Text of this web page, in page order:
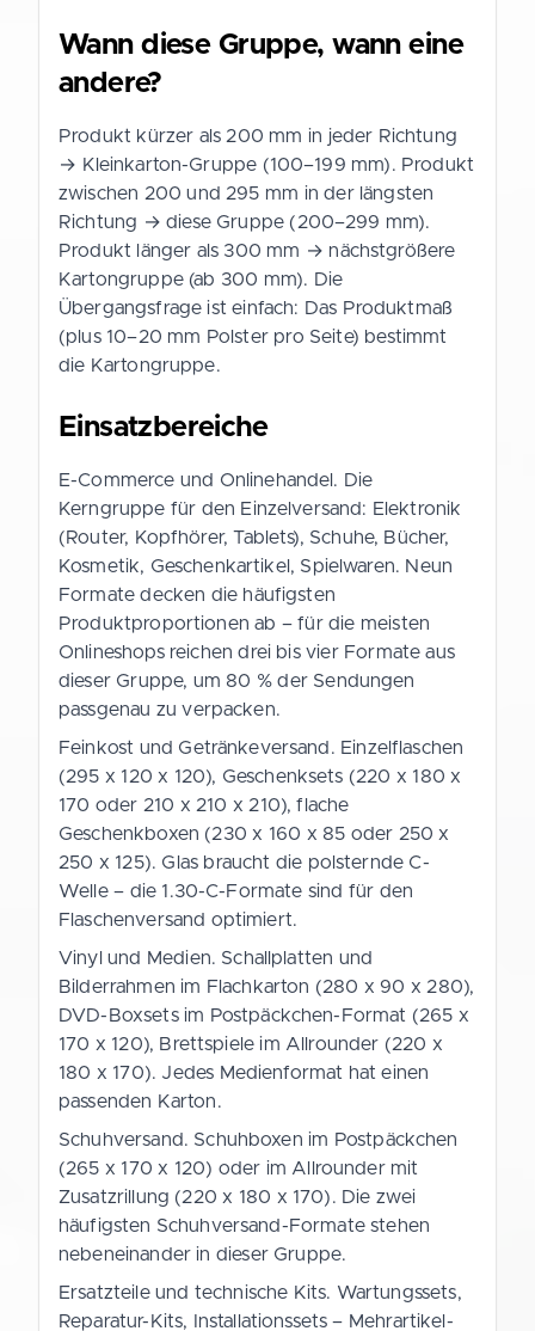
Wann diese Gruppe, wann eine
andere?
Produkt kürzer als 200 mm in jeder Richtung
→ Kleinkarton-Gruppe (100–199 mm). Produkt
zwischen 200 und 295 mm in der längsten
Richtung → diese Gruppe (200–299 mm).
Produkt länger als 300 mm → nächstgrößere
Kartongruppe (ab 300 mm). Die
Übergangsfrage ist einfach: Das Produktmaß
(plus 10–20 mm Polster pro Seite) bestimmt
die Kartongruppe.
Einsatzbereiche
E-Commerce und Onlinehandel. Die
Kerngruppe für den Einzelversand: Elektronik
(Router, Kopfhörer, Tablets), Schuhe, Bücher,
Kosmetik, Geschenkartikel, Spielwaren. Neun
Formate decken die häufigsten
Produktproportionen ab – für die meisten
Onlineshops reichen drei bis vier Formate aus
dieser Gruppe, um 80 % der Sendungen
passgenau zu verpacken.
Feinkost und Getränkeversand. Einzelflaschen
(295 x 120 x 120), Geschenksets (220 x 180 x
170 oder 210 x 210 x 210), flache
Geschenkboxen (230 x 160 x 85 oder 250 x
250 x 125). Glas braucht die polsternde C-
Welle – die 1.30-C-Formate sind für den
Flaschenversand optimiert.
Vinyl und Medien. Schallplatten und
Bilderrahmen im Flachkarton (280 x 90 x 280),
DVD-Boxsets im Postpäckchen-Format (265 x
170 x 120), Brettspiele im Allrounder (220 x
180 x 170). Jedes Medienformat hat einen
passenden Karton.
Schuhversand. Schuhboxen im Postpäckchen
(265 x 170 x 120) oder im Allrounder mit
Zusatzrillung (220 x 180 x 170). Die zwei
häufigsten Schuhversand-Formate stehen
nebeneinander in dieser Gruppe.
Ersatzteile und technische Kits. Wartungssets,
Reparatur-Kits, Installationssets – Mehrartikel-